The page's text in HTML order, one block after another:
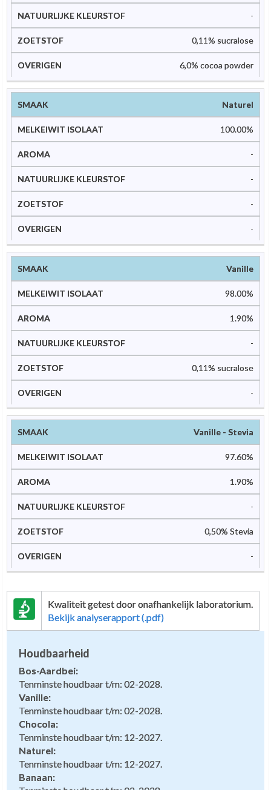
-
0,11% sucralose
6,0% cocoa powder
Naturel
100.00%
-
-
-
-
Vanille
98.00%
1.90%
-
0,11% sucralose
-
Vanille - Stevia
97.60%
1.90%
-
0,50% Stevia
-
Kwaliteit getest door onafhankelijk laboratorium.
Bekijk analyserapport (.pdf)
Houdbaarheid
Bos-Aardbei:
Tenminste houdbaar t/m: 02-2028.
Vanille:
Tenminste houdbaar t/m: 02-2028.
Chocola:
Tenminste houdbaar t/m: 12-2027.
Naturel:
Tenminste houdbaar t/m: 12-2027.
Banaan: